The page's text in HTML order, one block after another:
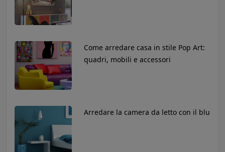
Come arredare casa in stile Pop Art:
quadri, mobili e accessori
Arredare la camera da letto con il blu